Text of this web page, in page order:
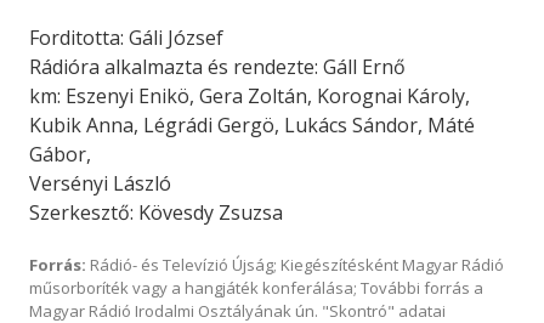
Forditotta: Gáli József
Rádióra alkalmazta és rendezte: Gáll Ernő
km: Eszenyi Enikö, Gera Zoltán, Korognai Károly,
Kubik Anna, Légrádi Gergö, Lukács Sándor, Máté
Gábor,
Versényi László
Szerkesztő: Kövesdy Zsuzsa
Forrás: Rádió- és Televízió Újság; Kiegészítésként Magyar Rádió
műsorboríték vagy a hangjáték konferálása; További forrás a
Magyar Rádió Irodalmi Osztályának ún. "Skontró" adatai